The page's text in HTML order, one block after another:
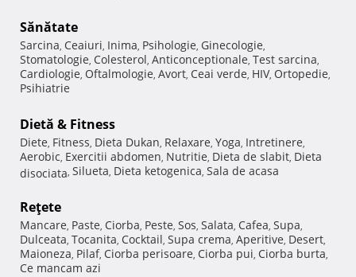
Sănătate
Sarcina, Ceaiuri, Inima, Psihologie, Ginecologie,
Stomatologie, Colesterol, Anticonceptionale, Test sarcina,
Cardiologie, Oftalmologie, Avort, Ceai verde, HIV, Ortopedie,
Psihiatrie
Dietă & Fitness
Diete, Fitness, Dieta Dukan, Relaxare, Yoga, Intretinere,
Aerobic, Exercitii abdomen, Nutritie, Dieta de slabit, Dieta
disociata, Silueta, Dieta ketogenica, Sala de acasa
Reţete
Mancare, Paste, Ciorba, Peste, Sos, Salata, Cafea, Supa,
Dulceata, Tocanita, Cocktail, Supa crema, Aperitive, Desert,
Maioneza, Pilaf, Ciorba perisoare, Ciorba pui, Ciorba burta,
Ce mancam azi